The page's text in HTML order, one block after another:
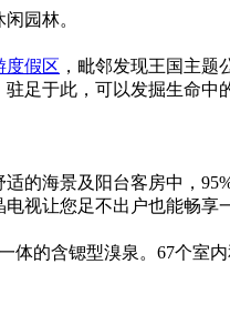
园林。
度假区 ，毗邻发现王国主
足于此，可以发掘生命中
的海景及阳台客房中，
视让您足不出户也能畅享
的含锶型溴泉。67个室